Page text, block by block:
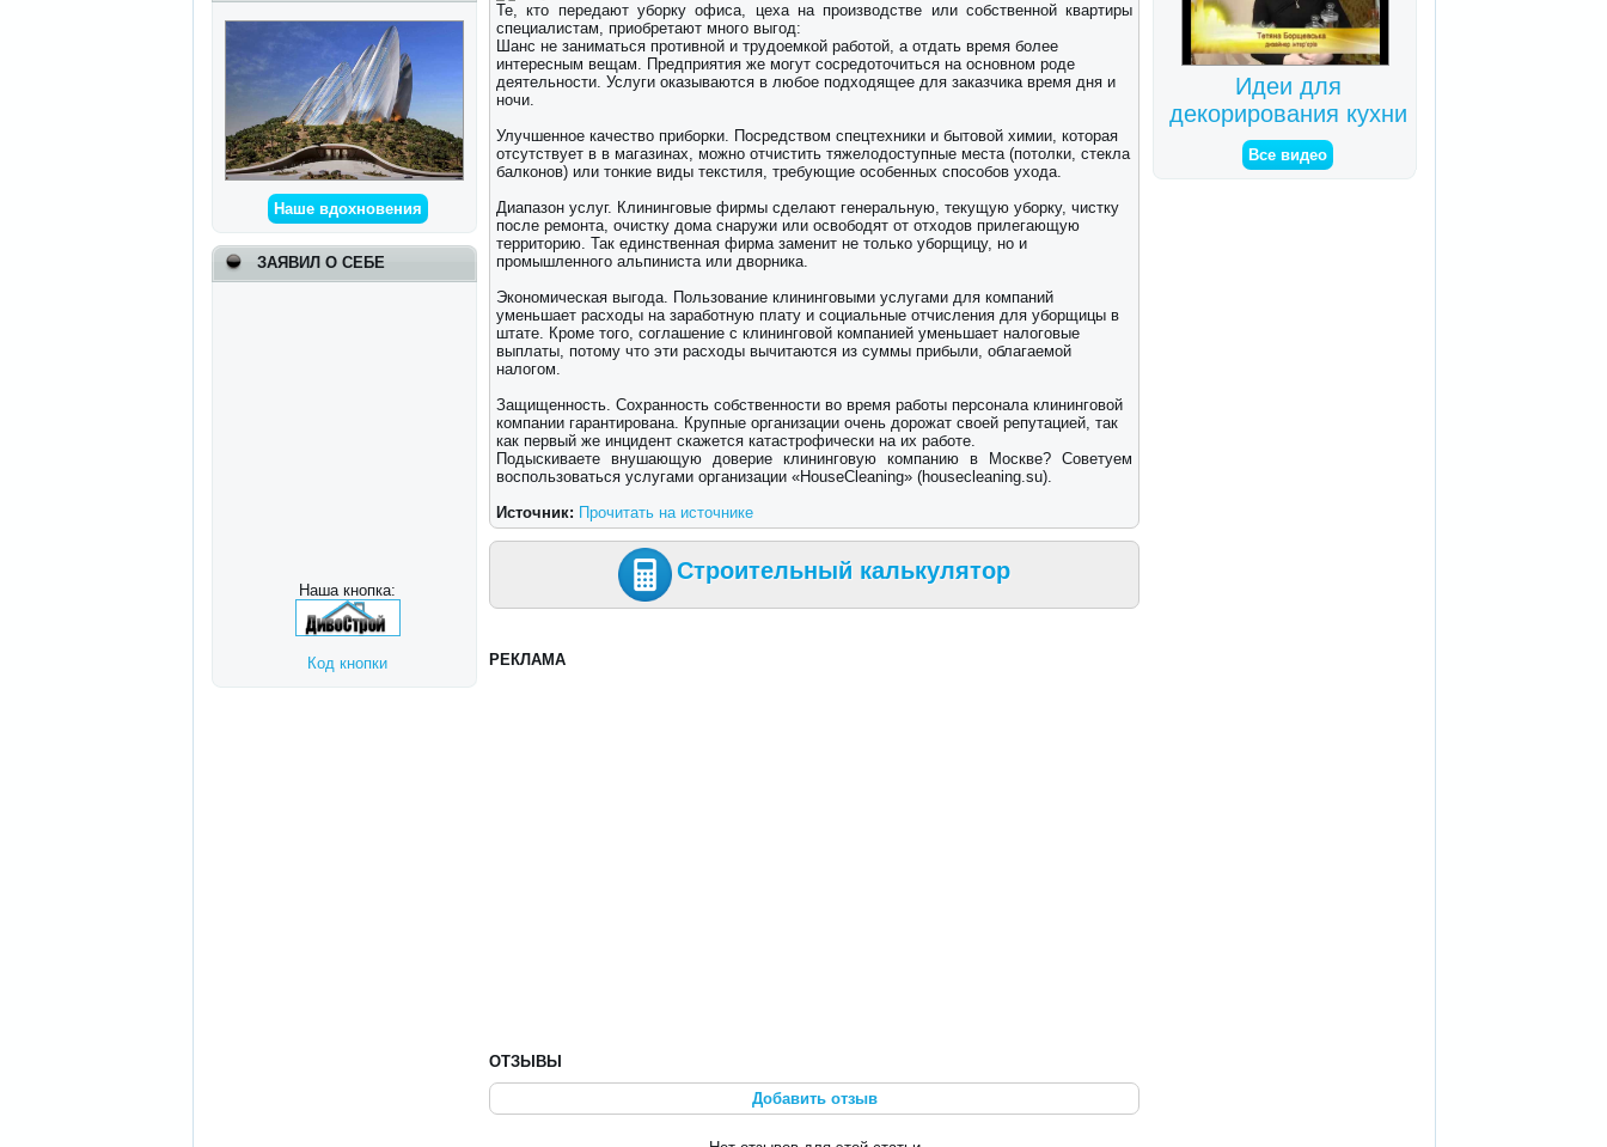
Наше вдохновения
ЗАЯВИЛ О СЕБЕ
Наша кнопка:
Код кнопки
Идеи для
декорирования кухни
Все видео
Те, кто передают уборку офиса, цеха на производстве или собственной квартиры
специалистам, приобретают много выгод:
Шанс не заниматься противной и трудоемкой работой, а отдать время более
интересным вещам. Предприятия же могут сосредоточиться на основном роде
деятельности. Услуги оказываются в любое подходящее для заказчика время дня и
ночи.
Улучшенное качество приборки. Посредством спецтехники и бытовой химии, которая
отсутствует в в магазинах, можно отчистить тяжелодоступные места (потолки, стекла
балконов) или тонкие виды текстиля, требующие особенных способов ухода.
Диапазон услуг. Клининговые фирмы сделают генеральную, текущую уборку, чистку
после ремонта, очистку дома снаружи или освободят от отходов прилегающую
территорию. Так единственная фирма заменит не только уборщицу, но и
промышленного альпиниста или дворника.
Экономическая выгода. Пользование клининговыми услугами для компаний
уменьшает расходы на заработную плату и социальные отчисления для уборщицы в
штате. Кроме того, соглашение с клининговой компанией уменьшает налоговые
выплаты, потому что эти расходы вычитаются из суммы прибыли, облагаемой
налогом.
Защищенность. Сохранность собственности во время работы персонала клининговой
компании гарантирована. Крупные организации очень дорожат своей репутацией, так
как первый же инцидент скажется катастрофически на их работе.
Подыскиваете внушающую доверие клининговую компанию в Москве? Советуем
воспользоваться услугами организации «HouseCleaning» (housecleaning.su).
Источник: Прочитать на источнике
Строительный калькулятор
РЕКЛАМА
ОТЗЫВЫ
Добавить отзыв